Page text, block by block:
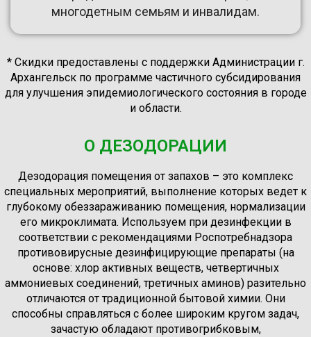
многодетным семьям и инвалидам.
* Скидки предоставлены с поддержки Администрации г.
Архангельск по программе частичного субсидирования
для улучшения эпидемиологического состояния в городе
и области.
О ДЕЗОДОРАЦИИ
Дезодорация помещения от запахов – это комплекс
специальных мероприятий, выполнение которых ведет к
глубокому обеззараживанию помещения, нормализации
его микроклимата. Используем при дезинфекции в
соответствии с рекомендациями Роспотребнадзора
противовирусные дезинфицирующие препараты (на
основе: хлор активных веществ, четвертичных
аммониевых соединений, третичных аминов) разительно
отличаются от традиционной бытовой химии. Они
способны справляться с более широким кругом задач,
зачастую обладают противогрибковым,